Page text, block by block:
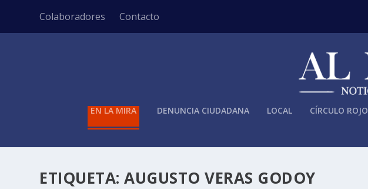
Colaboradores Contacto
EN LA MIRA DENUNCIA CIUDADANA LOCAL CÍRCULO ROJO
ETIQUETA:AUGUSTO VERAS GODOY